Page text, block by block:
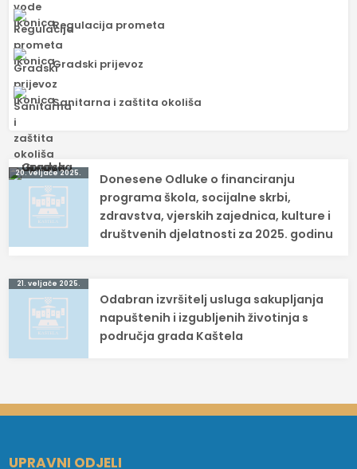
Regulacija prometa
Gradski prijevoz
Sanitarna i zaštita okoliša
Navigacija
objava
20. veljače 2025.
Donesene Odluke o financiranju
programa škola, socijalne skrbi,
zdravstva, vjerskih zajednica, kulture i
društvenih djelatnosti za 2025. godinu
21. veljače 2025.
Odabran izvršitelj usluga sakupljanja
napuštenih i izgubljenih životinja s
područja grada Kaštela
UPRAVNI ODJELI